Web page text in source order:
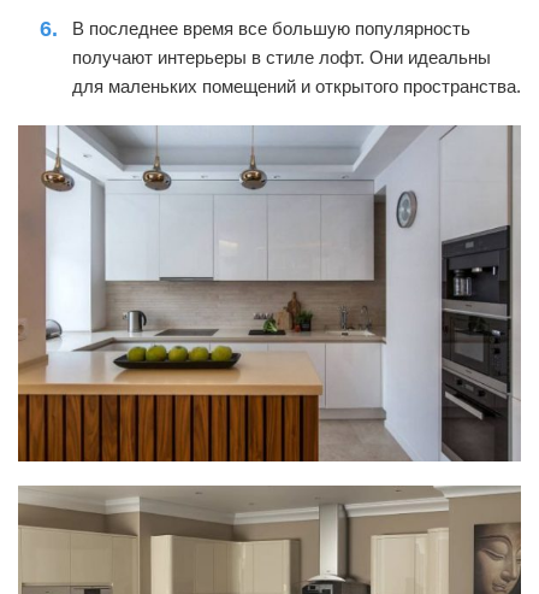
В последнее время все большую популярность
получают интерьеры в стиле лофт. Они идеальны
для маленьких помещений и открытого пространства.